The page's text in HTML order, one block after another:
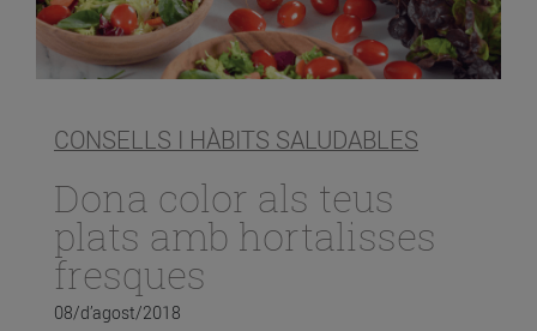
CONSELLS I HÀBITS SALUDABLES
Dona color als teus
plats amb hortalisses
fresques
08/d’agost/2018